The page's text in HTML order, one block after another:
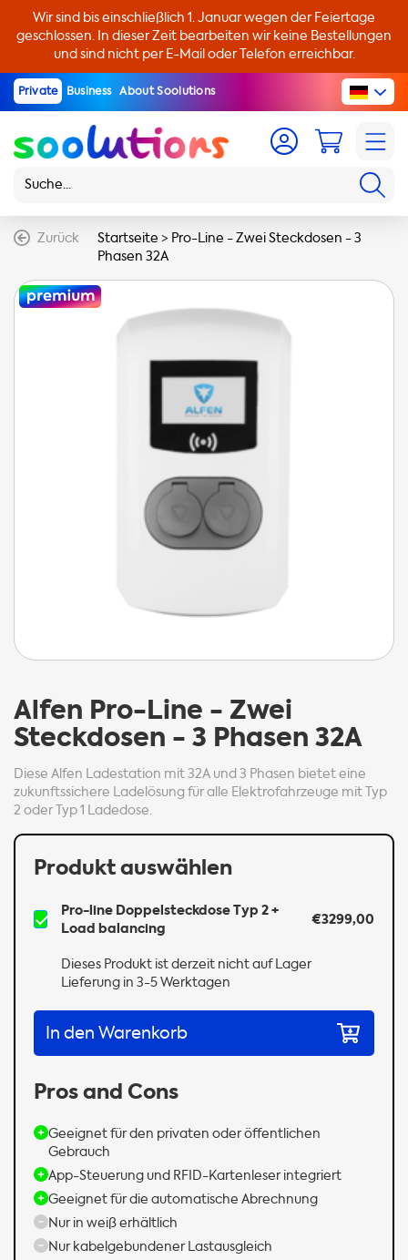
Wir sind bis einschließlich 1. Januar wegen der Feiertage
geschlossen. In dieser Zeit bearbeiten wir keine Bestellungen
und sind nicht per E-Mail oder Telefon erreichbar.
Private Business About Soolutions
Zurück Startseite > Pro-Line - Zwei Steckdosen - 3
Phasen 32A
Alfen Pro-Line - Zwei
Steckdosen - 3 Phasen 32A
Diese Alfen Ladestation mit 32A und 3 Phasen bietet eine
zukunftssichere Ladelösung für alle Elektrofahrzeuge mit Typ
2 oder Typ 1 Ladedose.
Produkt auswählen
Pro-line Doppelsteckdose Typ 2 +
Load balancing
€3299,00
Dieses Produkt ist derzeit nicht auf Lager
Lieferung in 3-5 Werktagen
In den Warenkorb
Pros and Cons
Geeignet für den privaten oder öffentlichen
Gebrauch
App-Steuerung und RFID-Kartenleser integriert
Geeignet für die automatische Abrechnung
Nur in weiß erhältlich
Nur kabelgebundener Lastausgleich